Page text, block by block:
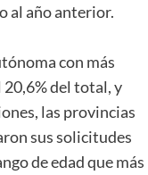
al año anterior.
con más
del total, y
las provincias
sus solicitudes
de edad que más